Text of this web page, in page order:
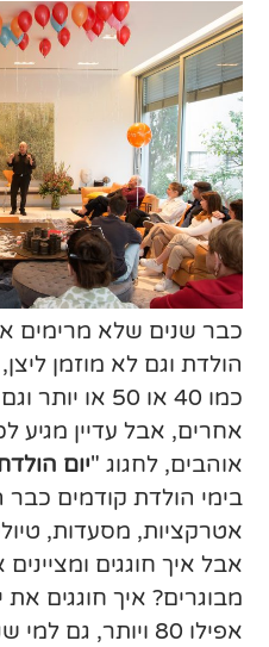
כבר שנים שלא מרימים
הולדת וגם לא מוזמן
כמו 40 או 50
אחרים, אבל עדיין
אוהבים, לחגוג "יום
בימי הולדת קודמים כבר
אטרקציות, מסעדות,
אבל איך חוגגים
אפילו 80 ויותר,